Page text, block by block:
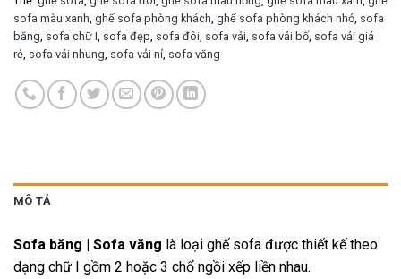
sofa màu xanh, ghế sofa phòng khách, ghế sofa phòng khách nhỏ, sofa
băng, sofa chữ I, sofa đẹp, sofa đôi, sofa vải, sofa vải bố, sofa vải giá
rẻ, sofa vải nhung, sofa vải nỉ, sofa văng
MÔ TẢ
Sofa băng | Sofa văng là loại ghế sofa được thiết kế theo
dạng chữ I gồm 2 hoặc 3 chổ ngồi xếp liền nhau.